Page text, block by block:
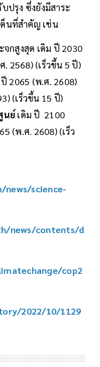
ปรุง ซึ่งยังมีสาระ
นที่สำคัญ เช่น
กสูงสุด เดิม ปี 2030
2568) (เร็วขึ้น 5 ปี)
ปี 2065 (พ.ศ. 2608)
(เร็วขึ้น 15 ปี)
นย์ เดิม ปี 2100
(พ.ศ. 2608) (เร็ว
science-
news/contents/d
cop2
2022/10/1129